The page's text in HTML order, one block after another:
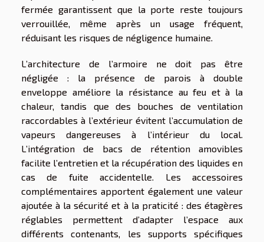
fermée garantissent que la porte reste toujours
verrouillée, même après un usage fréquent,
réduisant les risques de négligence humaine.
L’architecture de l’armoire ne doit pas être
négligée : la présence de parois à double
enveloppe améliore la résistance au feu et à la
chaleur, tandis que des bouches de ventilation
raccordables à l’extérieur évitent l’accumulation de
vapeurs dangereuses à l’intérieur du local.
L’intégration de bacs de rétention amovibles
facilite l’entretien et la récupération des liquides en
cas de fuite accidentelle. Les accessoires
complémentaires apportent également une valeur
ajoutée à la sécurité et à la praticité : des étagères
réglables permettent d’adapter l’espace aux
différents contenants, les supports spécifiques